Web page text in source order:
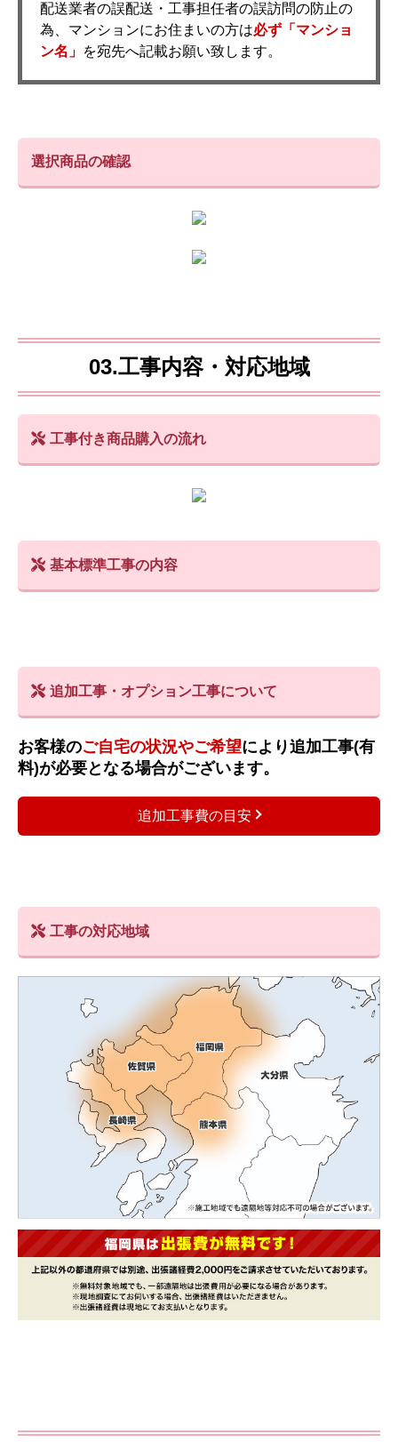
配送業者の誤配送・工事担任者の誤訪問の防止の
為、マンションにお住まいの方は必ず「マンショ
ン名」 を宛先へ記載お願い致します。
選択商品の確認
03.工事内容・対応地域
工事付き商品購入の流れ
基本標準工事の内容
追加工事・オプション工事について
お客様のご自宅の状況やご希望により追加工事(有
料)が必要となる場合がございます。
追加工事費の目安
工事の対応地域